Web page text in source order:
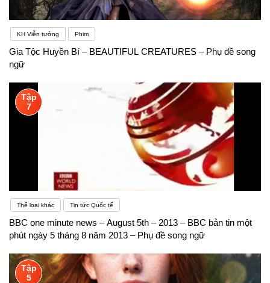
KH Viễn tưởng Phim
Gia Tộc Huyền Bí – BEAUTIFUL CREATURES – Phụ đề song
ngữ
Tập
7
Thể loại khác Tin tức Quốc tế
BBC one minute news – August 5th – 2013 – BBC bản tin một
phút ngày 5 tháng 8 năm 2013 – Phụ đề song ngữ
Tập
5